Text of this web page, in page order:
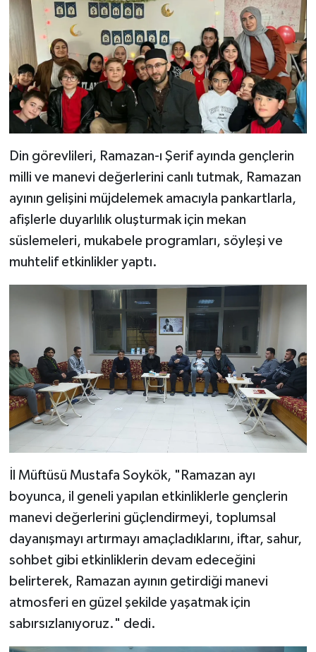
Din görevlileri, Ramazan-ı Şerif ayında gençlerin
milli ve manevi değerlerini canlı tutmak, Ramazan
ayının gelişini müjdelemek amacıyla pankartlarla,
afişlerle duyarlılık oluşturmak için mekan
süslemeleri, mukabele programları, söyleşi ve
muhtelif etkinlikler yaptı.
İl Müftüsü Mustafa Soykök, "Ramazan ayı
boyunca, il geneli yapılan etkinliklerle gençlerin
manevi değerlerini güçlendirmeyi, toplumsal
dayanışmayı artırmayı amaçladıklarını, iftar, sahur,
sohbet gibi etkinliklerin devam edeceğini
belirterek, Ramazan ayının getirdiği manevi
atmosferi en güzel şekilde yaşatmak için
sabırsızlanıyoruz." dedi.
Bitlis Müftülüğü
Bolu Müftülüğü
Burdur Müftülüğü
Çanakkale Müftülüğü
Çankırı Müftülüğü
Çorum Müftülüğü
Denizli Müftülüğü
Diyarbakır Müftülüğü
Düzce Müftülüğü
Edirne Müftülüğü
Elazığ Müftülüğü
Erzurum Müftülüğü
Eskişehir Müftülüğü
Gaziantep Müftülüğü
Giresun Müftülüğü
Gümüşhane Müftülüğü
Sağlık
Makaleler
Ekonomi
Podcast
Bilim, Teknoloji
Biyografiler
Diyanet TV
İhtida Haberleri
YAŞAM